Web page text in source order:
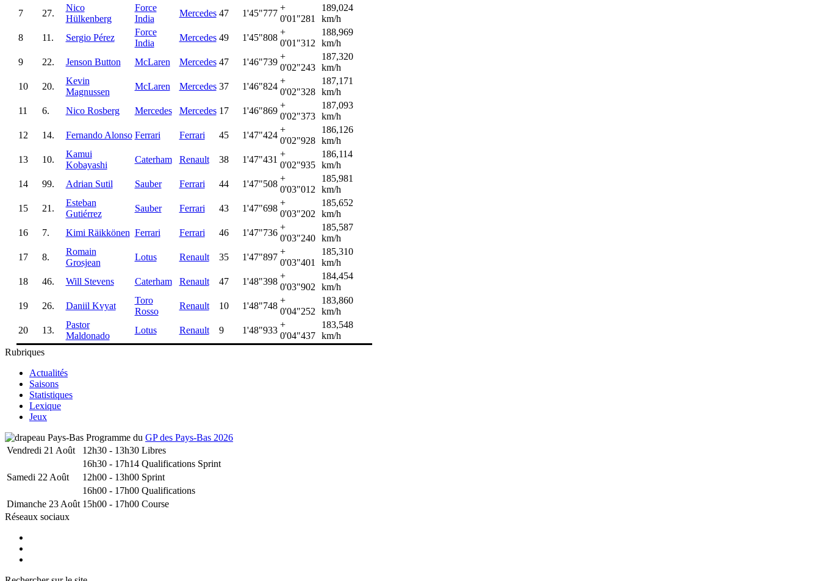
7
27.
Nico
Hülkenberg
Force
India
Mercedes 47 1'45"777
+
0'01"281
189,024
km/h
8
11. Sergio Pérez
Force
India
Mercedes 49 1'45"808
+
0'01"312
188,969
km/h
9
22. Jenson Button McLaren Mercedes 47 1'46"739
+
0'02"243
187,320
km/h
10
20.
Kevin
Magnussen
McLaren Mercedes 37 1'46"824
+
0'02"328
187,171
km/h
11
6. Nico Rosberg Mercedes Mercedes 17 1'46"869
+
0'02"373
187,093
km/h
12
14. Fernando Alonso Ferrari Ferrari 45 1'47"424
+
0'02"928
186,126
km/h
13
10.
Kamui
Kobayashi
Caterham Renault 38 1'47"431
+
0'02"935
186,114
km/h
14
99. Adrian Sutil Sauber Ferrari 44 1'47"508
+
0'03"012
185,981
km/h
15
21.
Esteban
Gutiérrez
Sauber Ferrari 43 1'47"698
+
0'03"202
185,652
km/h
16
7. Kimi Räikkönen Ferrari Ferrari 46 1'47"736
+
0'03"240
185,587
km/h
17
8.
Romain
Grosjean
Lotus Renault 35 1'47"897
+
0'03"401
185,310
km/h
18
46. Will Stevens Caterham Renault 47 1'48"398
+
0'03"902
184,454
km/h
19
26. Daniil Kvyat
Toro
Rosso
Renault 10 1'48"748
+
0'04"252
183,860
km/h
20
13.
Pastor
Maldonado
Lotus Renault 9 1'48"933
+
0'04"437
183,548
km/h
Rubriques
Actualités
Saisons
Statistiques
Lexique
Jeux
Programme du GP des Pays-Bas 2026
Vendredi 21 Août
12h30 - 13h30 Libres
16h30 - 17h14 Qualifications Sprint
Samedi 22 Août
12h00 - 13h00 Sprint
16h00 - 17h00 Qualifications
Dimanche 23 Août 15h00 - 17h00 Course
Réseaux sociaux